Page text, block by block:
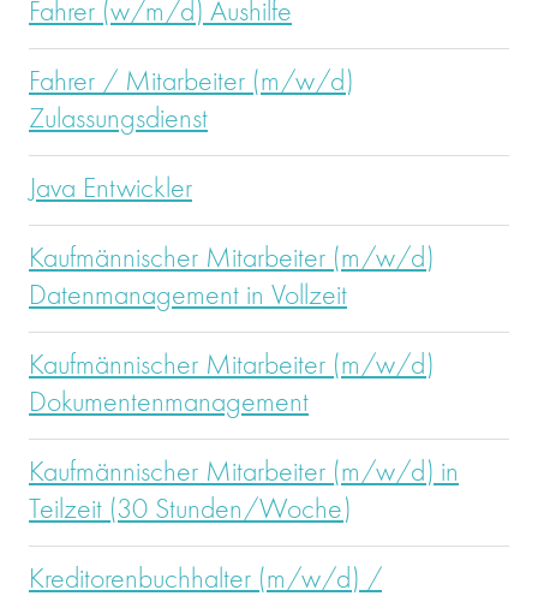
Fahrer (w/m/d) Aushilfe
Fahrer / Mitarbeiter (m/w/d)
Zulassungsdienst
Java Entwickler
Kaufmännischer Mitarbeiter (m/w/d)
Datenmanagement in Vollzeit
Kaufmännischer Mitarbeiter (m/w/d)
Dokumentenmanagement
Kaufmännischer Mitarbeiter (m/w/d) in
Teilzeit (30 Stunden/Woche)
Kreditorenbuchhalter (m/w/d) /